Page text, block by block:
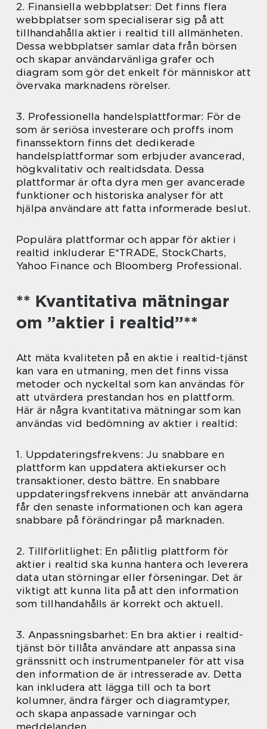
2. Finansiella webbplatser: Det finns flera
webbplatser som specialiserar sig på att
tillhandahålla aktier i realtid till allmänheten.
Dessa webbplatser samlar data från börsen
och skapar användarvänliga grafer och
diagram som gör det enkelt för människor att
övervaka marknadens rörelser.
3. Professionella handelsplattformar: För de
som är seriösa investerare och proffs inom
finanssektorn finns det dedikerade
handelsplattformar som erbjuder avancerad,
högkvalitativ och realtidsdata. Dessa
plattformar är ofta dyra men ger avancerade
funktioner och historiska analyser för att
hjälpa användare att fatta informerade beslut.
Populära plattformar och appar för aktier i
realtid inkluderar E*TRADE, StockCharts,
Yahoo Finance och Bloomberg Professional.
** Kvantitativa mätningar
om ”aktier i realtid”**
Att mäta kvaliteten på en aktie i realtid-tjänst
kan vara en utmaning, men det finns vissa
metoder och nyckeltal som kan användas för
att utvärdera prestandan hos en plattform.
Här är några kvantitativa mätningar som kan
användas vid bedömning av aktier i realtid:
1. Uppdateringsfrekvens: Ju snabbare en
plattform kan uppdatera aktiekurser och
transaktioner, desto bättre. En snabbare
uppdateringsfrekvens innebär att användarna
får den senaste informationen och kan agera
snabbare på förändringar på marknaden.
2. Tillförlitlighet: En pålitlig plattform för
aktier i realtid ska kunna hantera och leverera
data utan störningar eller förseningar. Det är
viktigt att kunna lita på att den information
som tillhandahålls är korrekt och aktuell.
3. Anpassningsbarhet: En bra aktier i realtid-
tjänst bör tillåta användare att anpassa sina
gränssnitt och instrumentpaneler för att visa
den information de är intresserade av. Detta
kan inkludera att lägga till och ta bort
kolumner, ändra färger och diagramtyper,
och skapa anpassade varningar och